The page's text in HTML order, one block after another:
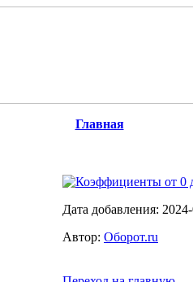
Главная
Коэффициенты от 0
Дата добавления:
Автор: Оборот.ru